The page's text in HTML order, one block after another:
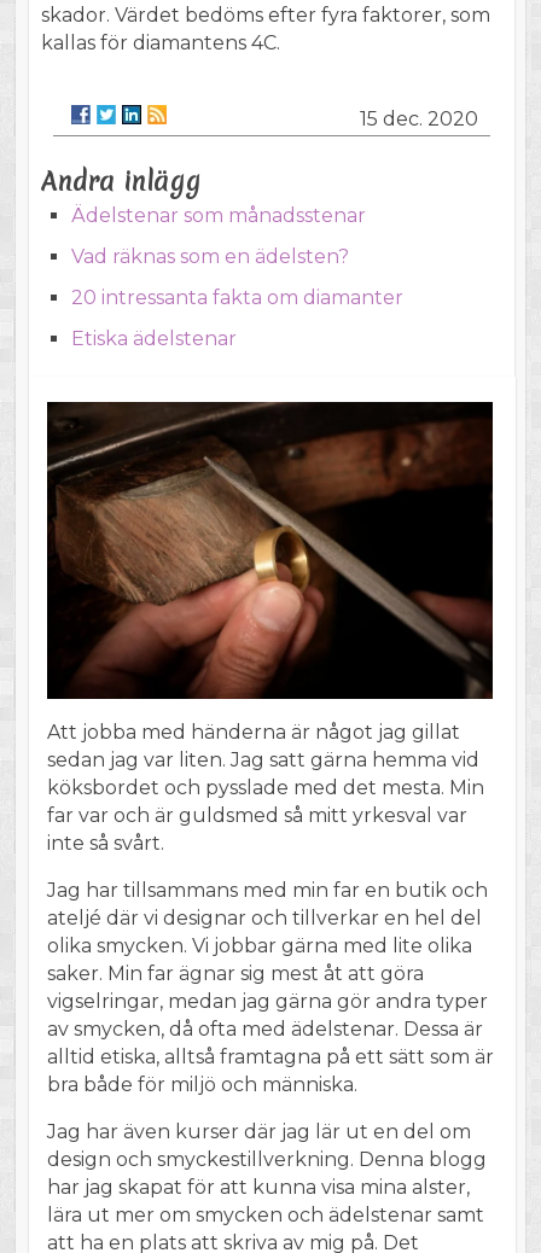
skador. Värdet bedöms efter fyra faktorer, som
kallas för diamantens 4C.
15 dec. 2020
Andra inlägg
Ädelstenar som månadsstenar
Vad räknas som en ädelsten?
20 intressanta fakta om diamanter
Etiska ädelstenar
Att jobba med händerna är något jag gillat
sedan jag var liten. Jag satt gärna hemma vid
köksbordet och pysslade med det mesta. Min
far var och är guldsmed så mitt yrkesval var
inte så svårt.
Jag har tillsammans med min far en butik och
ateljé där vi designar och tillverkar en hel del
olika smycken. Vi jobbar gärna med lite olika
saker. Min far ägnar sig mest åt att göra
vigselringar, medan jag gärna gör andra typer
av smycken, då ofta med ädelstenar. Dessa är
alltid etiska, alltså framtagna på ett sätt som är
bra både för miljö och människa.
Jag har även kurser där jag lär ut en del om
design och smyckestillverkning. Denna blogg
har jag skapat för att kunna visa mina alster,
lära ut mer om smycken och ädelstenar samt
att ha en plats att skriva av mig på. Det